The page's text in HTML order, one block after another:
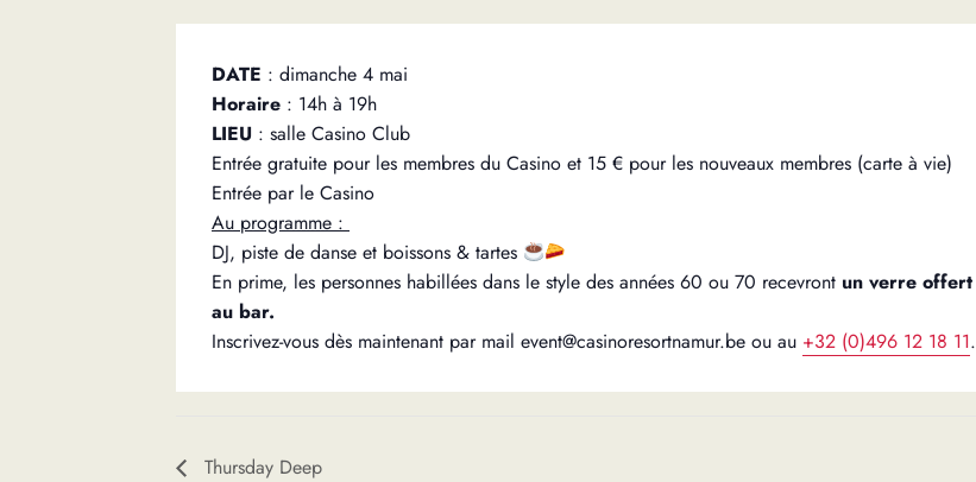
DATE : dimanche 4 mai
Horaire : 14h à 19h
LIEU : salle Casino Club
Entrée gratuite pour les membres du Casino et 15 € pour les nouveaux membres (carte à vie)
Entrée par le Casino
Au programme :
DJ, piste de danse et boissons & tartes
En prime, les personnes habillées dans le style des années 60 ou 70 recevront un verre offert
au bar.
Inscrivez-vous dès maintenant par mail event@casinoresortnamur.be ou au +32 (0)496 12 18 11.
Thursday Deep